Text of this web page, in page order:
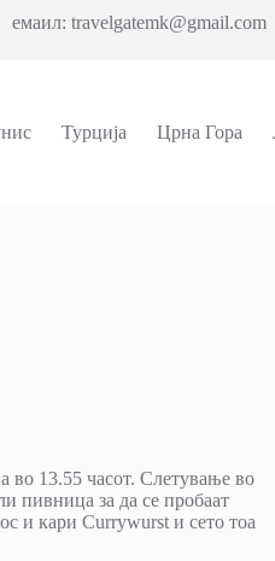
емаил:
Турција Црна Гора
во 13.55 часот. Слетување во
пивница за да се пробаат
и кари Currywurst и сето тоа